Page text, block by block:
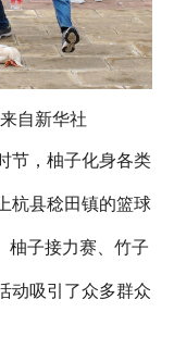
自新华社
，柚子化身各类
杭县稔田镇的篮球
柚子接力赛、竹子
动吸引了众多群众